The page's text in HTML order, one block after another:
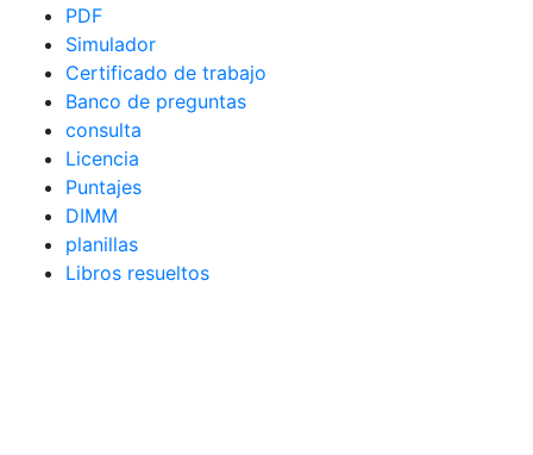
PDF
Simulador
Certificado de trabajo
Banco de preguntas
consulta
Licencia
Puntajes
DIMM
planillas
Libros resueltos